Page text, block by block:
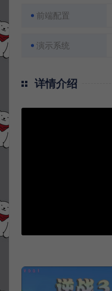
前端配置
演示系统
详情介绍